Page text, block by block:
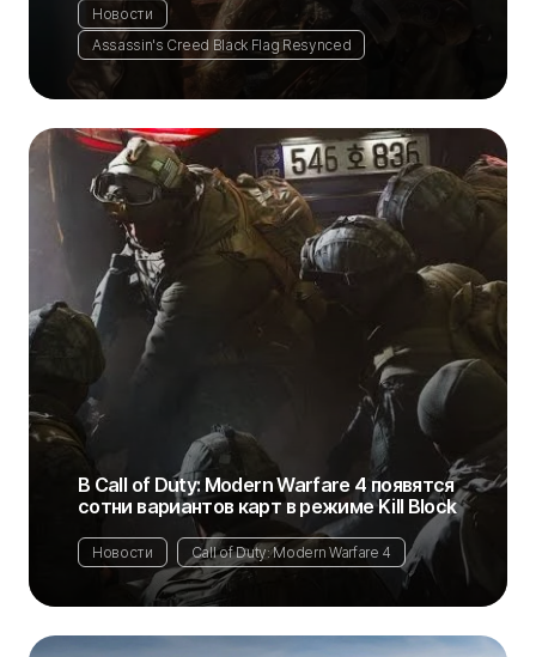
Новости
Assassin's Creed Black Flag Resynced
В Call of Duty: Modern Warfare 4 появятся
сотни вариантов карт в режиме Kill Block
Новости Call of Duty: Modern Warfare 4